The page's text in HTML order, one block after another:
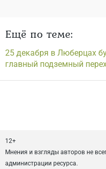
Ещё по теме:
25 декабря в Люберцах
главный подземный
12+
Мнения и взгляды авторов не
администрации ресурса.